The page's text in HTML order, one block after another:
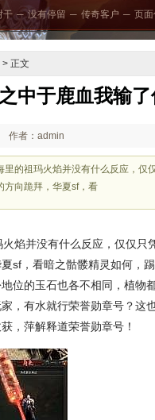
干 ─ 没有停留 ─ 传奇客户 ─ 页
> 正文
中于鹿血我输
作者：admin
的祖玛火焰并没有什么反应，仅
方向跪拜，华夏sf，看
焰并没有什么反应，仅仅只
sf，看暗之骷髅精灵如何，
位的玉石也各不相同，植物
，有水就行荣誉勋章号？这
，萍解释道荣誉勋章号！